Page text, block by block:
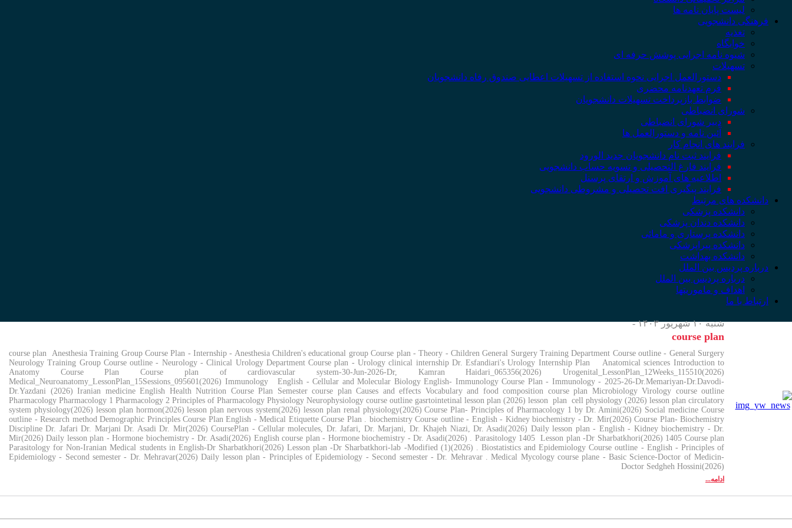
لیست پایان نامه ها
فرهنگی دانشجویی
تغذیه
خوابگاه
شیوه نامه اجرایی پوشش حرفه ای
تسهیلات
دستورالعمل اجرایی نحوه استفاده از تسهیلات اعطایی صندوق رفاه دانشجویان
فرم تعهدنامه محضری
ضوابط بازپرداخت تسهیلات دانشجویان
شورای انضباطی
دبیر شورای انضباطی
آئین نامه و دستورالعمل ها
فرایند های انجام کار
فرایند ثبت نام دانشجویان جدید الورود
فرایند فارغ التحصیلی و تسویه حساب دانشجویی
اطلاعیه های آموزش و ارتقای پرسنل
فرایند پیگیری افت تحصیلی و مشروطی دانشجویی
دانشکده های مرتبط
دانشکده پزشکی
دانشکده دندان پزشکی
دانشکده پرستاری و مامائی
دانشکده پیراپزشکی
دانشکده بهداشت
درباره پردیس بین الملل
درباره پردیس بین الملل
اهداف و ماموریتها
ارتباط با ما
شنبه ۱۰ شهریور ۱۴۰۳ -
course plan
course plan Anesthesia Training Group Course Plan - Internship - Anesthesia Children's educational group Course plan - Theory - Children General Surgery Training Department Course outline - General Surgery
Neurology Training Group Course outline - Neurology - Clinical Urology Department Course plan - Urology clinical internship Dr. Esfandiari's Urology Internship Plan Anatomical sciences Introduction to
Anatomy Course Plan Course plan of cardiovascular system-30-Jun-2026-Dr, Kamran Haidari_065356(2026) Urogenital_LessonPlan_12Weeks_115510(2026)
Medical_Neuroanatomy_LessonPlan_15Sessions_095601(2026) Immunology English - Cellular and Molecular Biology English- Immunology Course Plan - Immunology - 2025-26-Dr.Memariyan-Dr.Davodi-
Dr.Yazdani (2026) Iranian medicine English Health Nutrition Course Plan Semester course plan Causes and effects Vocabulary and food composition course plan Microbiology Virology course outline
Pharmacology Pharmacology 1 Pharmacology 2 Principles of Pharmacology Physiology Neurophysiology course outline gasrtointetinal lesson plan (2026) lesson plan cell physiology (2026) lesson plan circulatory
system physiology(2026) lesson plan hormon(2026) lesson plan nervous system(2026) lesson plan renal physiology(2026) Course Plan- Principles of Pharmacology 1 by Dr. Amini(2026) Social medicine Course
outline - Research method Demographic Principles Course Plan English - Medical Etiquette Course Plan . biochemistry Course outline - English - Kidney biochemistry - Dr. Mir(2026) Course Plan- Biochemistry
Discipline Dr. Jafari Dr. Marjani Dr. Asadi Dr. Mir(2026) CoursePlan - Cellular molecules, Dr. Jafari, Dr. Marjani, Dr. Khajeh Niazi, Dr. Asadi(2026) Daily lesson plan - English - Kidney biochemistry - Dr.
Mir(2026) Daily lesson plan - Hormone biochemistry - Dr. Asadi(2026) English course plan - Hormone biochemistry - Dr. Asadi(2026) . Parasitology 1405 Lesson plan -Dr Sharbatkhori(2026) 1405 Course plan
Parasitology for Non-Iranian Medical students in English-Dr Sharbatkhori(2026) Lesson plan -Dr Sharbatkhori-lab -Modified (1)(2026) . Biostatistics and Epidemiology Course outline - English - Principles of
Epidemiology - Second semester - Dr. Mehravar(2026) Daily lesson plan - Principles of Epidemiology - Second semester - Dr. Mehravar . Medical Mycology course plane - Basic Science-Doctor of Medicin-
Doctor Sedgheh Hossini(2026)
ادامه...